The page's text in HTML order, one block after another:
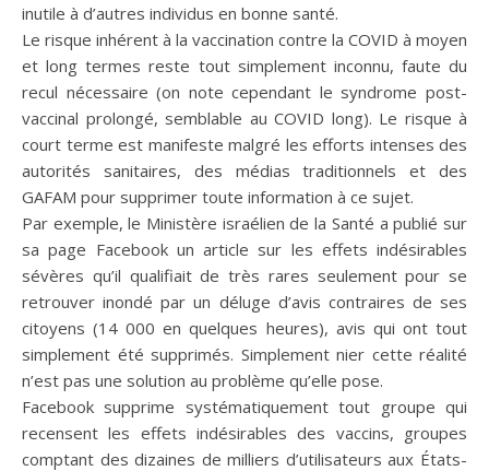
inutile à d’autres individus en bonne santé.
Le risque inhérent à la vaccination contre la COVID à moyen
et long termes reste tout simplement inconnu, faute du
recul nécessaire (on note cependant le syndrome post-
vaccinal prolongé, semblable au COVID long). Le risque à
court terme est manifeste malgré les efforts intenses des
autorités sanitaires, des médias traditionnels et des
GAFAM pour supprimer toute information à ce sujet.
Par exemple, le Ministère israélien de la Santé a publié sur
sa page Facebook un article sur les effets indésirables
sévères qu’il qualifiait de très rares seulement pour se
retrouver inondé par un déluge d’avis contraires de ses
citoyens (14 000 en quelques heures), avis qui ont tout
simplement été supprimés. Simplement nier cette réalité
n’est pas une solution au problème qu’elle pose.
Facebook supprime systématiquement tout groupe qui
recensent les effets indésirables des vaccins, groupes
comptant des dizaines de milliers d’utilisateurs aux États-